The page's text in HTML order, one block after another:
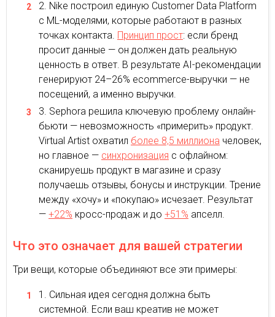
Nike построил единую Customer Data Platform
с ML-моделями, которые работают в разных
точках контакта. Принцип прост: если бренд
просит данные — он должен дать реальную
ценность в ответ. В результате AI-рекомендации
генерируют 24–26% ecommerce-выручки — не
посещений, а именно выручки.
Sephora решила ключевую проблему онлайн-
бьюти — невозможность «примерить» продукт.
Virtual Artist охватил более 8,5 миллиона человек,
но главное — синхронизация с офлайном:
сканируешь продукт в магазине и сразу
получаешь отзывы, бонусы и инструкции. Трение
между «хочу» и «покупаю» исчезает. Результат
— +22% кросс-продаж и до +51% апселл.
Что это означает для вашей стратегии
Три вещи, которые объединяют все эти примеры:
Сильная идея сегодня должна быть
системной. Если ваш креатив не может